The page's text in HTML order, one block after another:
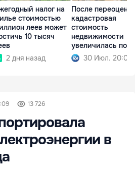
налог на
стоимостью
леев может
10 тысяч
2 дня назад
После
кадастровая
стоимость
недвижимости
увеличилась
3 раза30 Июл. 20:00
13 726
в